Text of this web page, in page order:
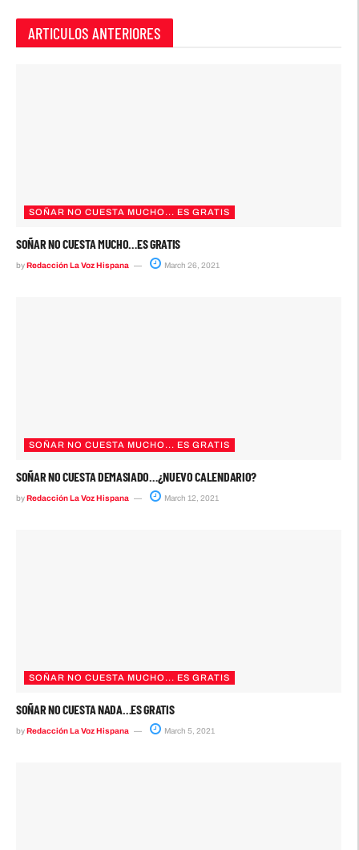
ARTICULOS ANTERIORES
SOÑAR NO CUESTA MUCHO... ES GRATIS
SOÑAR NO CUESTA MUCHO…ES GRATIS
by Redacción La Voz Hispana March 26, 2021
SOÑAR NO CUESTA MUCHO... ES GRATIS
SOÑAR NO CUESTA DEMASIADO…¿NUEVO CALENDARIO?
by Redacción La Voz Hispana March 12, 2021
SOÑAR NO CUESTA MUCHO... ES GRATIS
SOÑAR NO CUESTA NADA…ES GRATIS
by Redacción La Voz Hispana March 5, 2021